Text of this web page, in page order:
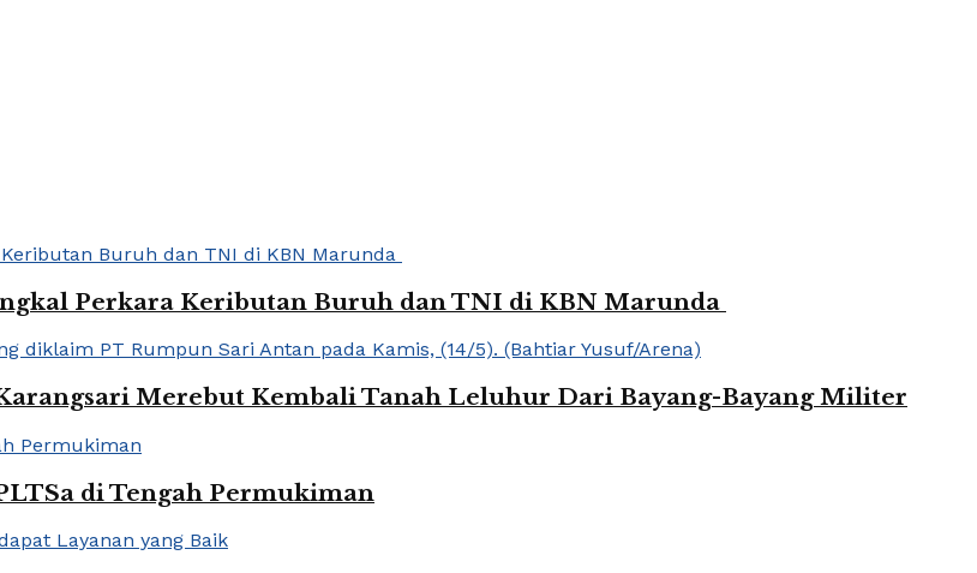
Perkara Keributan Buruh dan TNI di KBN Marunda
Merebut Kembali Tanah Leluhur Dari Bayang-Bayang Militer
di Tengah Permukiman